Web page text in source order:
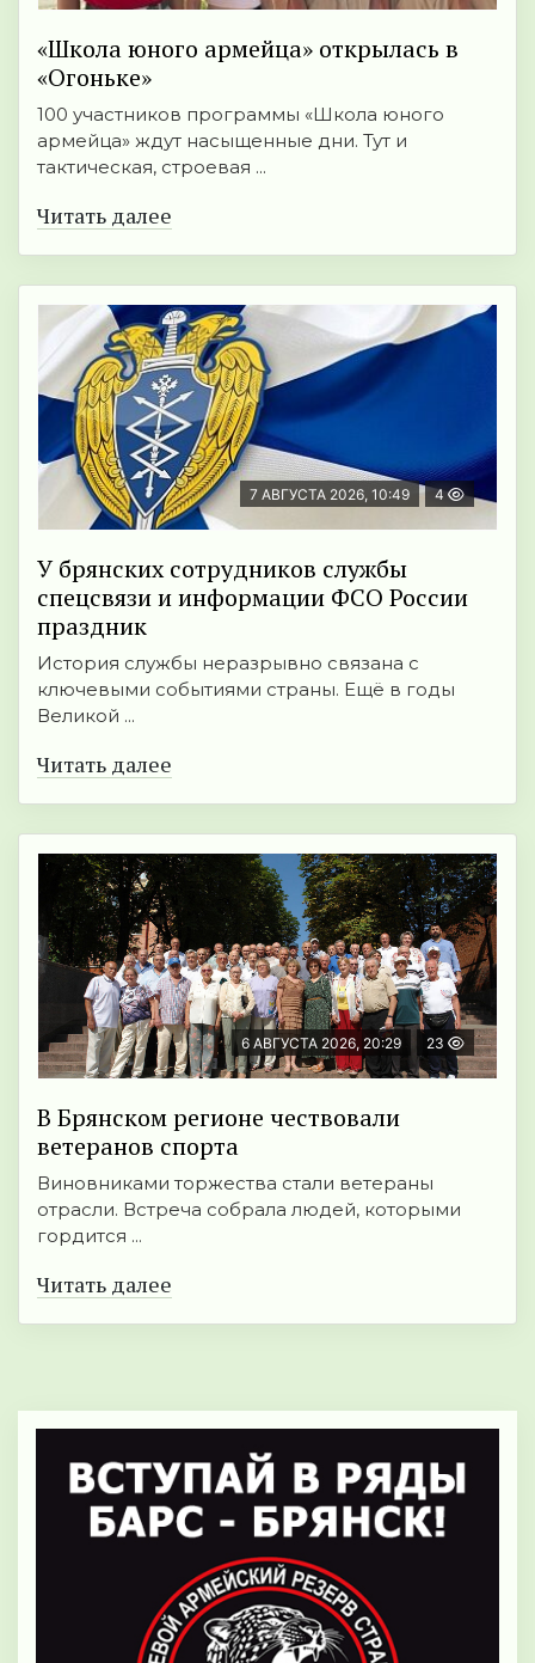
«Школа юного армейца» открылась в
«Огоньке»
100 участников программы «Школа юного
армейца» ждут насыщенные дни. Тут и
тактическая, строевая ...
Читать далее
7 АВГУСТА 2026, 10:49 4
У брянских сотрудников службы
спецсвязи и информации ФСО России
праздник
История службы неразрывно связана с
ключевыми событиями страны. Ещё в годы
Великой ...
Читать далее
6 АВГУСТА 2026, 20:29 23
В Брянском регионе чествовали
ветеранов спорта
Виновниками торжества стали ветераны
отрасли. Встреча собрала людей, которыми
гордится ...
Читать далее